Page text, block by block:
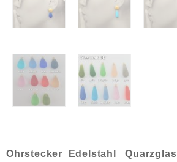
Ohrstecker Edelstahl Quarzglas